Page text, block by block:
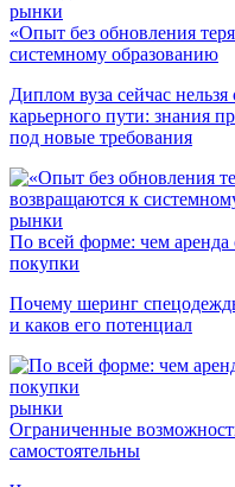
рынки
«Опыт без обновления
системному образованию
Диплом вуза сейчас
карьерного пути: знания
под новые требования
рынки
По всей форме: чем
покупки
Почему шеринг
и каков его потенциал
рынки
Ограниченные
самостоятельны